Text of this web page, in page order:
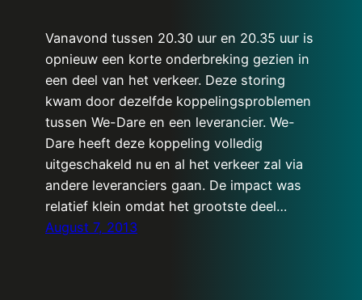
Vanavond tussen 20.30 uur en 20.35 uur is
opnieuw een korte onderbreking gezien in
een deel van het verkeer. Deze storing
kwam door dezelfde koppelingsproblemen
tussen We-Dare en een leverancier. We-
Dare heeft deze koppeling volledig
uitgeschakeld nu en al het verkeer zal via
andere leveranciers gaan. De impact was
relatief klein omdat het grootste deel…
August 7, 2013